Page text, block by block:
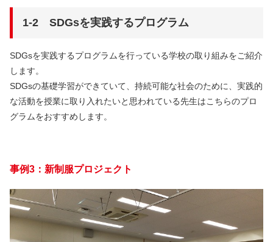
1‐2 SDGsを実践するプログラム
SDGsを実践するプログラムを行っている学校の取り組みをご紹介
します。
SDGsの基礎学習ができていて、持続可能な社会のために、実践的
な活動を授業に取り入れたいと思われている先生はこちらのプロ
グラムをおすすめします。
事例3：新制服プロジェクト